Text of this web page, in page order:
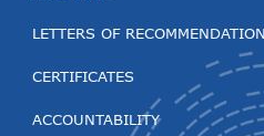
LETTERS OF RECOMMENDATION
CERTIFICATES
ACCOUNTABILITY